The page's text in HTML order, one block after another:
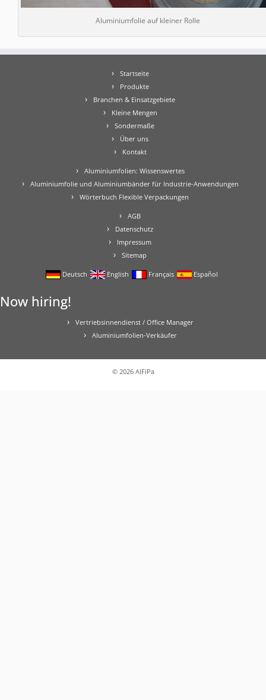
Aluminiumfolie auf kleiner Rolle
Startseite
Produkte
Branchen & Einsatzgebiete
Kleine Mengen
Sondermaße
Über uns
Kontakt
Aluminiumfolien: Wissenswertes
Aluminiumfolie und Aluminiumbänder für Industrie-Anwendungen
Wörterbuch Flexible Verpackungen
AGB
Datenschutz
Impressum
Sitemap
Deutsch English Français Español
Now hiring!
Vertriebsinnendienst / Office Manager
Aluminiumfolien-Verkäufer
© 2026 AlFiPa